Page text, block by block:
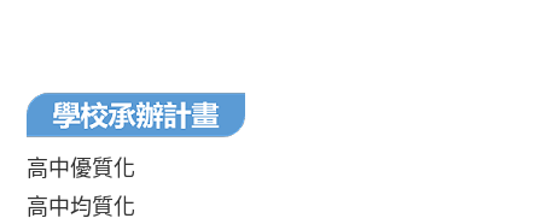
高中優質化
高中均質化